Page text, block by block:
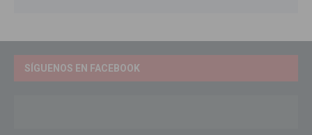
SÍGUENOS EN FACEBOOK